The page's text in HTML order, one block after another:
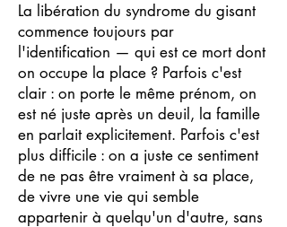
La libération du syndrome du gisant
commence toujours par
l'identification — qui est ce mort dont
on occupe la place ? Parfois c'est
clair : on porte le même prénom, on
est né juste après un deuil, la famille
en parlait explicitement. Parfois c'est
plus difficile : on a juste ce sentiment
de ne pas être vraiment à sa place,
de vivre une vie qui semble
appartenir à quelqu'un d'autre, sans